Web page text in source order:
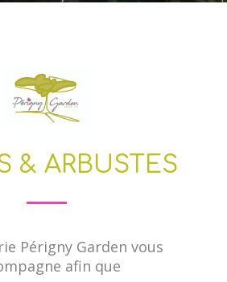
& ARBUSTES
Périgny Garden vous
afin que